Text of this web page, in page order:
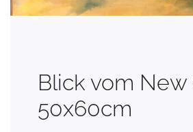
Blick vom New
50x60cm